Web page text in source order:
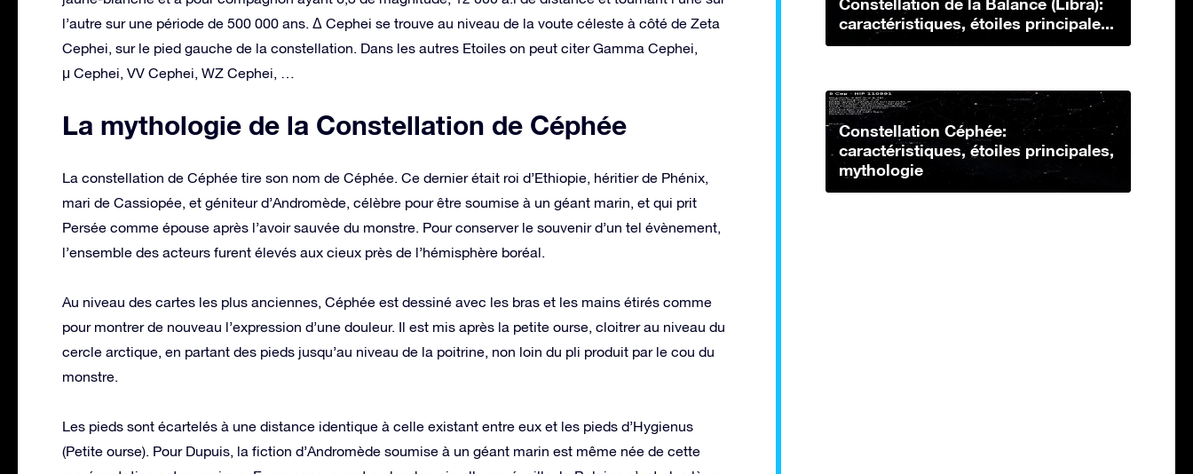
l’autre sur une période de 500 000 ans. Δ Cephei se trouve au niveau de la voute céleste à côté de Zeta
Cephei, sur le pied gauche de la constellation. Dans les autres Etoiles on peut citer Gamma Cephei,
μ Cephei, VV Cephei, WZ Cephei, …
La mythologie de la Constellation de Céphée
La constellation de Céphée tire son nom de Céphée. Ce dernier était roi d’Ethiopie, héritier de Phénix,
mari de Cassiopée, et géniteur d’Andromède, célèbre pour être soumise à un géant marin, et qui prit
Persée comme épouse après l’avoir sauvée du monstre. Pour conserver le souvenir d’un tel évènement,
l’ensemble des acteurs furent élevés aux cieux près de l’hémisphère boréal.
Au niveau des cartes les plus anciennes, Céphée est dessiné avec les bras et les mains étirés comme
pour montrer de nouveau l’expression d’une douleur. Il est mis après la petite ourse, cloitrer au niveau du
cercle arctique, en partant des pieds jusqu’au niveau de la poitrine, non loin du pli produit par le cou du
monstre.
Les pieds sont écartelés à une distance identique à celle existant entre eux et les pieds d’Hygienus
(Petite ourse). Pour Dupuis, la fiction d’Andromède soumise à un géant marin est même née de cette
Constellation de la Balance (Libra):
caractéristiques, étoiles principale...
Constellation Céphée:
caractéristiques, étoiles principales,
mythologie